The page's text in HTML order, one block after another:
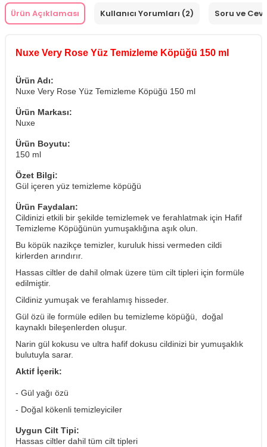
Ürün Açıklaması Kullanıcı Yorumları (2) Soru ve
Nuxe Very Rose Yüz Temizleme Köpüğü 150 ml
Ürün Adı:
Nuxe Very Rose Yüz Temizleme Köpüğü 150 ml
Ürün Markası:
Nuxe
Ürün Boyutu:
150 ml
Özet Bilgi:
Gül içeren yüz temizleme köpüğü
Ürün Faydaları:
Cildinizi etkili bir şekilde temizlemek ve ferahlatmak için Hafif
Temizleme Köpüğünün yumuşaklığına aşık olun.
Bu köpük nazikçe temizler, kuruluk hissi vermeden cildi
kirlerden arındırır.
Hassas ciltler de dahil olmak üzere tüm cilt tipleri için formüle
edilmiştir.
Cildiniz yumuşak ve ferahlamış hisseder.
Gül özü ile formüle edilen bu temizleme köpüğü, doğal
kaynaklı bileşenlerden oluşur.
Narin gül kokusu ve ultra hafif dokusu cildinizi bir yumuşaklık
bulutuyla sarar.
Aktif İçerik:
- Gül yağı özü
- Doğal kökenli temizleyiciler
Uygun Cilt Tipi:
Hassas ciltler dahil tüm cilt tipleri